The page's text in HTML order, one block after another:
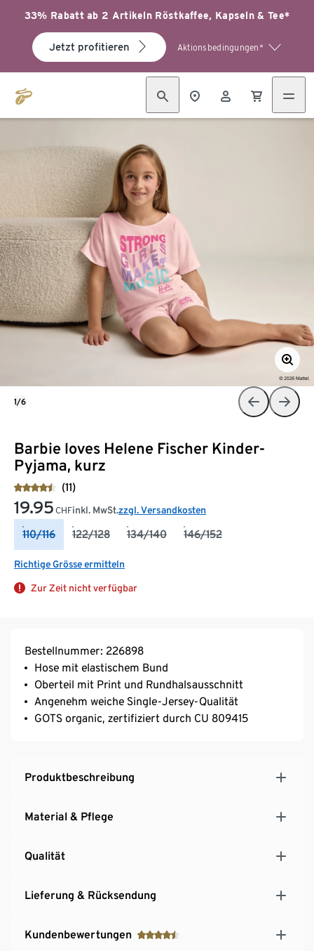
33% Rabatt ab 2 Artikeln Röstkaffee, Kapseln & Tee*
Jetzt profitieren Aktionsbedingungen*
Barbie loves Helene Fischer Kinder-
Pyjama, kurz
(11)
19.95 CHFinkl. MwSt.zzgl. Versandkosten
110/116 122/128 134/140 146/152
Richtige Grösse ermitteln
Zur Zeit nicht verfügbar
1/6
Bestellnummer: 226898
Hose mit elastischem Bund
Oberteil mit Print und Rundhalsausschnitt
Angenehm weiche Single-Jersey-Qualität
GOTS organic, zertifiziert durch CU 809415
Produktbeschreibung
Material & Pflege
Qualität
Lieferung & Rücksendung
Kundenbewertungen